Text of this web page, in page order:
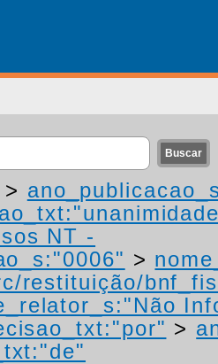
>
NT -
>
restituição/
>